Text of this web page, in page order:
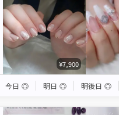
¥7,900
今日 ◎ 明日 ◎ 明後日 ◎